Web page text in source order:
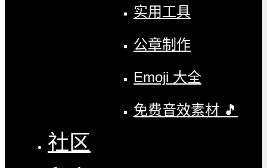
实用工具
公章制作
Emoji 大全
免费音效素材 🎵
社区